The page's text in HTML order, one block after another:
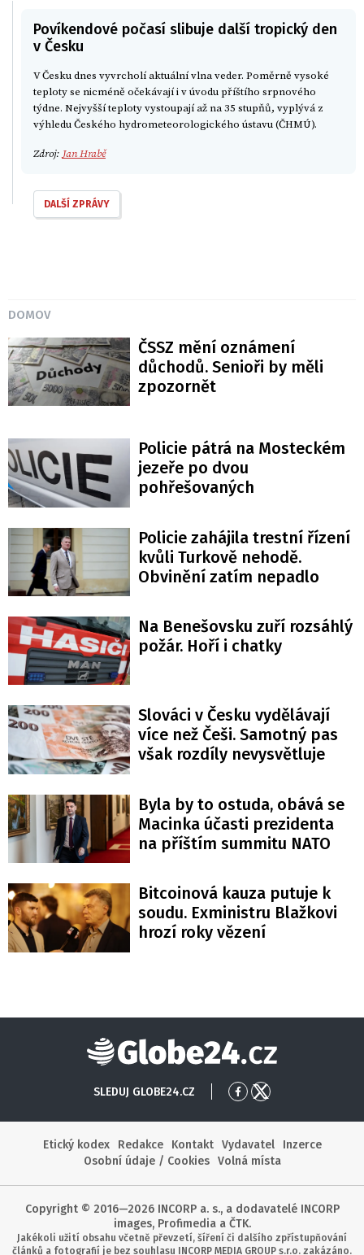
Povíkendové počasí slibuje další tropický den
v Česku
V Česku dnes vyvrcholí aktuální vlna veder. Poměrně vysoké
teploty se nicméně očekávají i v úvodu příštího srpnového
týdne. Nejvyšší teploty vystoupají až na 35 stupňů, vyplývá z
výhledu Českého hydrometeorologického ústavu (ČHMÚ).
Zdroj: Jan Hrabě
DALŠÍ ZPRÁVY
DOMOV
ČSSZ mění oznámení
důchodů. Senioři by měli
zpozornět
Policie pátrá na Mosteckém
jezeře po dvou
pohřešovaných
Policie zahájila trestní řízení
kvůli Turkově nehodě.
Obvinění zatím nepadlo
Na Benešovsku zuří rozsáhlý
požár. Hoří i chatky
Slováci v Česku vydělávají
více než Češi. Samotný pas
však rozdíly nevysvětluje
Byla by to ostuda, obává se
Macinka účasti prezidenta
na příštím summitu NATO
Bitcoinová kauza putuje k
soudu. Exministru Blažkovi
hrozí roky vězení
Globe24
SLEDUJ GLOBE24.CZ
PřejítPřejít
Etický kodex
Redakce Kontakt Vydavatel
Inzerce
Osobní údaje / Cookies
Volná místa
Copyright © 2016—2026 INCORP a. s., a dodavatelé INCORP
images, Profimedia a ČTK.
Jakékoli užití obsahu včetně převzetí, šíření či dalšího zpřístupňování
článků a fotografií je bez souhlasu INCORP MEDIA GROUP s.r.o. zakázáno.